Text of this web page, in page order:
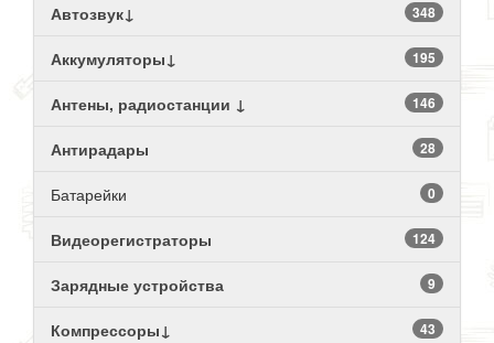
Автозвук↓ 348
Аккумуляторы↓ 195
Антены, радиостанции ↓ 146
Антирадары 28
Батарейки 0
Видеорегистраторы 124
Зарядные устройства 9
Компрессоры↓ 43